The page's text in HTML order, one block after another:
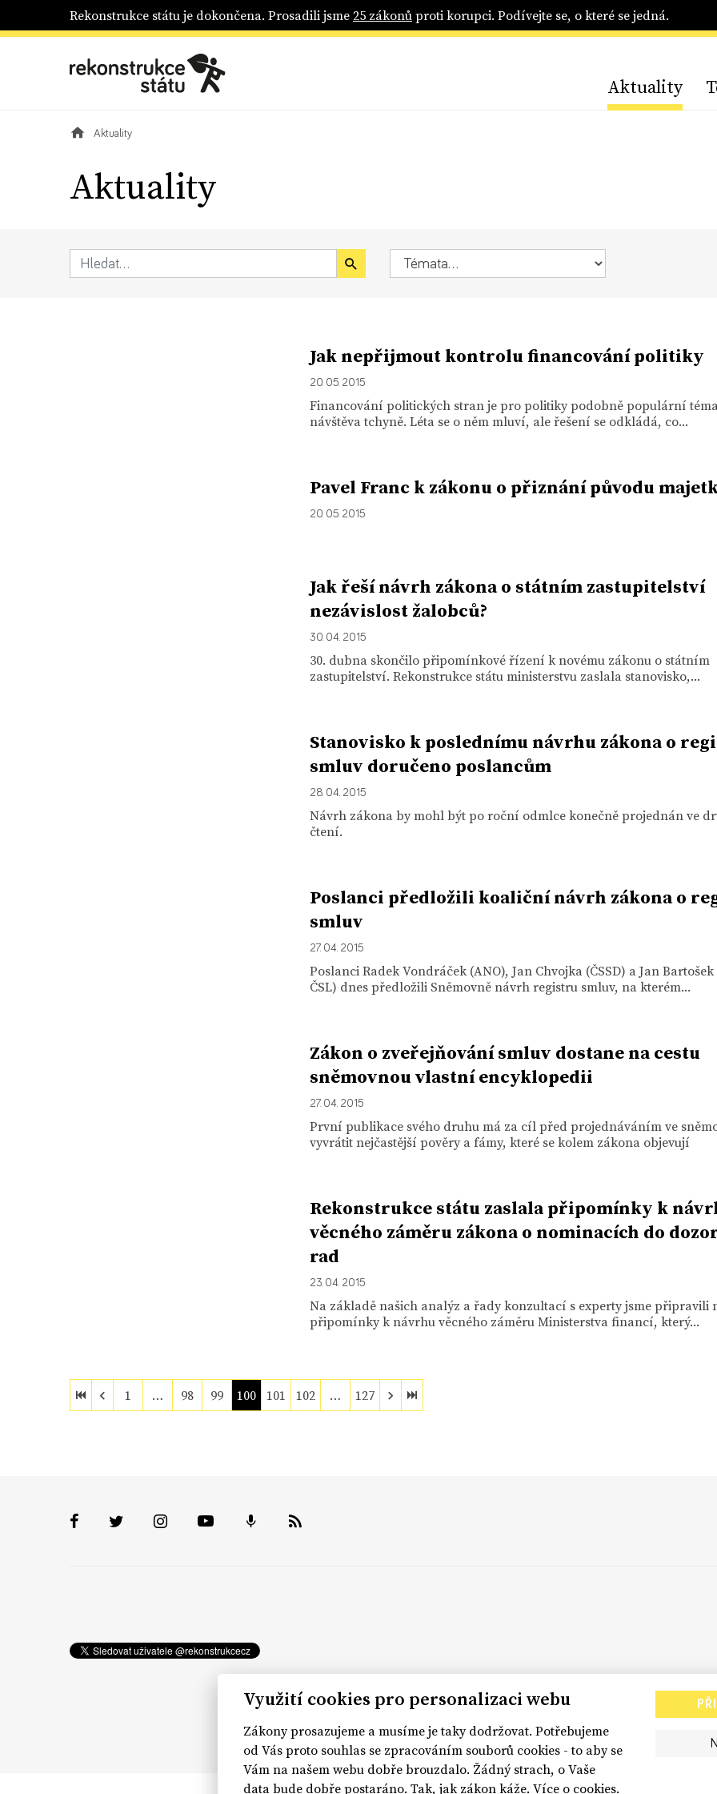
Rekonstrukce státu je dokončena. Prosadili jsme25 zákonůproti korupci. Podívejte se, o které se jedná.
Aktuality
Aktuality
Aktuality
Jak nepřijmout kontrolu financování politiky
20. 05. 2015
Financování politických stran je pro politiky podobně populární
návštěva tchyně. Léta se o něm mluví, ale řešení se odkládá, co...
Pavel Franc k zákonu o přiznání původu
20. 05. 2015
Jak řeší návrh zákona o státním zastupitelství
nezávislost žalobců?
30. 04. 2015
30. dubna skončilo připomínkové řízení k novému zákonu o státním
zastupitelství. Rekonstrukce státu ministerstvu zaslala stanovisko,...
Stanovisko k poslednímu návrhu zákona o
smluv doručeno poslancům
28. 04. 2015
Návrh zákona by mohl být po roční odmlce konečně projednán ve
čtení.
Poslanci předložili koaliční návrh zákona o
smluv
27. 04. 2015
Poslanci Radek Vondráček (ANO), Jan Chvojka (ČSSD) a Jan
ČSL) dnes předložili Sněmovně návrh registru smluv, na kterém...
Zákon o zveřejňování smluv dostane na cestu
sněmovnou vlastní encyklopedii
27. 04. 2015
První publikace svého druhu má za cíl před projednáváním ve
vyvrátit nejčastější pověry a fámy, které se kolem zákona objevují
Rekonstrukce státu zaslala připomínky k
věcného záměru zákona o nominacích do
rad
23. 04. 2015
Na základě našich analýz a řady konzultací s experty jsme připravili
připomínky k návrhu věcného záměru Ministerstva financí, který...
1 … 98 99 100 101 102 … 127
Využití cookies pro personalizaci webu
Zákony prosazujeme a musíme je taky dodržovat. Potřebujeme
od Vás proto souhlas se zpracováním souborů cookies - to aby se
Vám na našem webu dobře brouzdalo. Žádný strach, o Vaše
data bude dobře postaráno. Tak, jak zákon káže. Více o cookies.